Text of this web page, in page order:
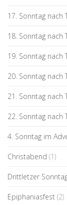
17. Sonntag nach
18. Sonntag nach
19. Sonntag nach
20. Sonntag nach
21. Sonntag nach
22. Sonntag nach
4. Sonntag im
Christabend (1)
Drittletzer
Epiphaniasfest (2)